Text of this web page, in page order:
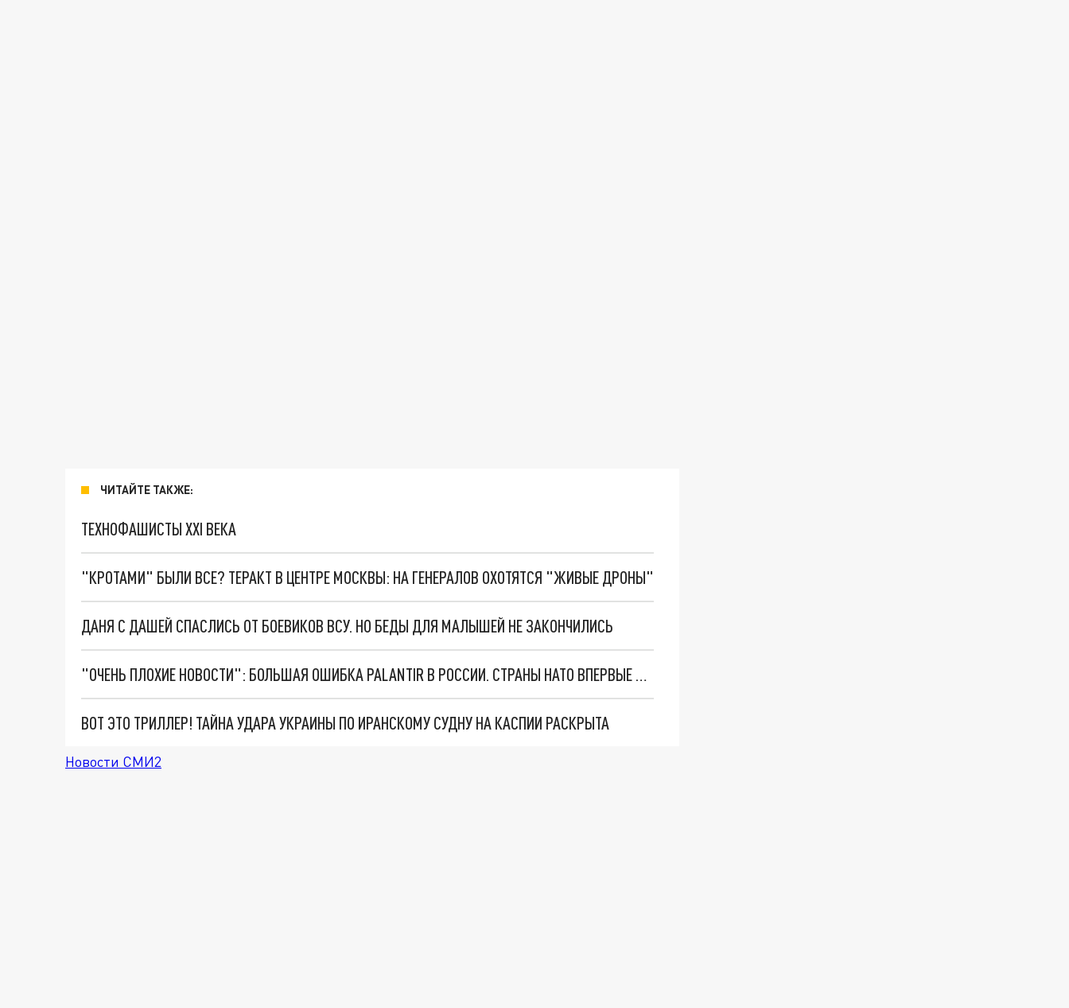
ЧИТАЙТЕ ТАКЖЕ:
ТЕХНОФАШИСТЫ XXI ВЕКА
"КРОТАМИ" БЫЛИ ВСЕ? ТЕРАКТ В ЦЕНТРЕ МОСКВЫ: НА ГЕНЕРАЛОВ ОХОТЯТСЯ "ЖИВЫЕ ДРОНЫ"
ДАНЯ С ДАШЕЙ СПАСЛИСЬ ОТ БОЕВИКОВ ВСУ. НО БЕДЫ ДЛЯ МАЛЫШЕЙ НЕ ЗАКОНЧИЛИСЬ
"ОЧЕНЬ ПЛОХИЕ НОВОСТИ": БОЛЬШАЯ ОШИБКА PALANTIR В РОССИИ. СТРАНЫ НАТО ВПЕРВЫЕ ЗА СВО ОСТАНОВИЛИ ПОСТАВКИ ОРУЖИЯ. ВСУ ТЕРЯЮТ ПРИГРАНИЧЬЕ?
ВОТ ЭТО ТРИЛЛЕР! ТАЙНА УДАРА УКРАИНЫ ПО ИРАНСКОМУ СУДНУ НА КАСПИИ РАСКРЫТА
Новости СМИ2